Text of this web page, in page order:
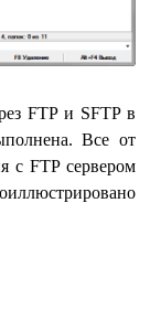
FTP и SFTP в
Все от
с FTP сервером